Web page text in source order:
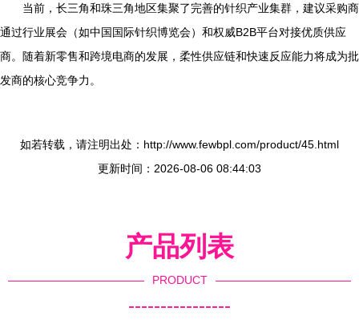
当前，长三角和珠三角地区集聚了完善的针织产业集群，建议采购商
通过行业展会（如中国国际针织博览会）和权威B2B平台对接优质供应
商。随着新零售和跨境电商的发展，柔性供应链和快速反应能力将成为批
发商的核心竞争力。
如若转载，请注明出处：http://www.fewbpl.com/product/45.html
更新时间：2026-08-06 08:44:03
产品列表
PRODUCT
----------------